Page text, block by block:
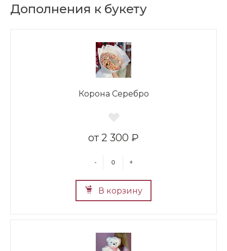
Дополнения к букету
Корона Серебро
2 300 ₽
- +
В корзину